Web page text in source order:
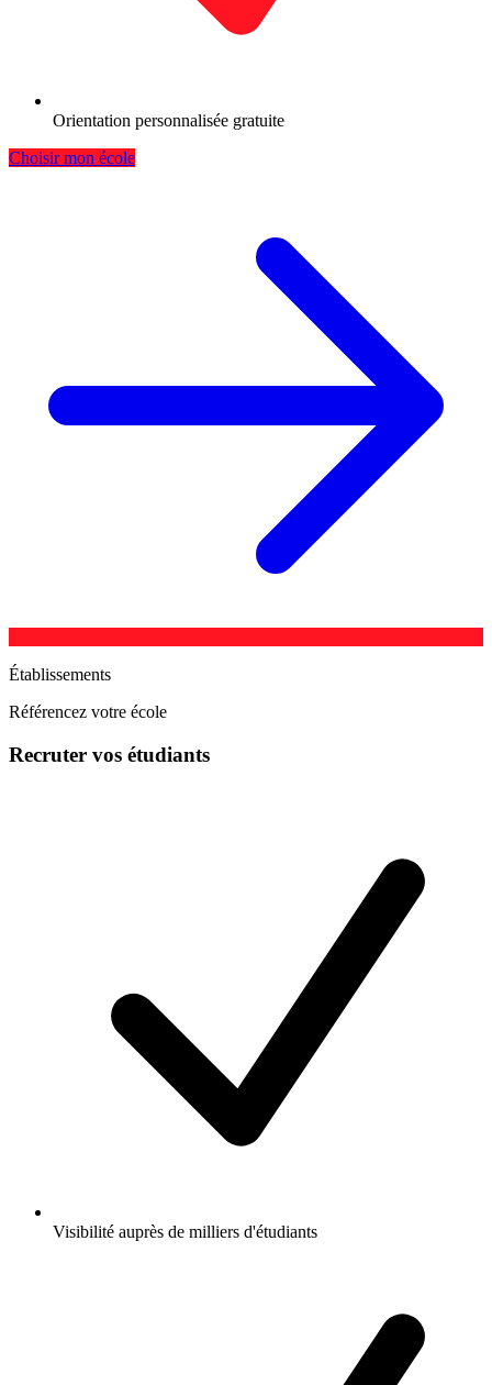
Orientation personnalisée gratuite
Choisir mon école
Établissements
Référencez votre école
Recruter vos étudiants
Visibilité auprès de milliers d'étudiants